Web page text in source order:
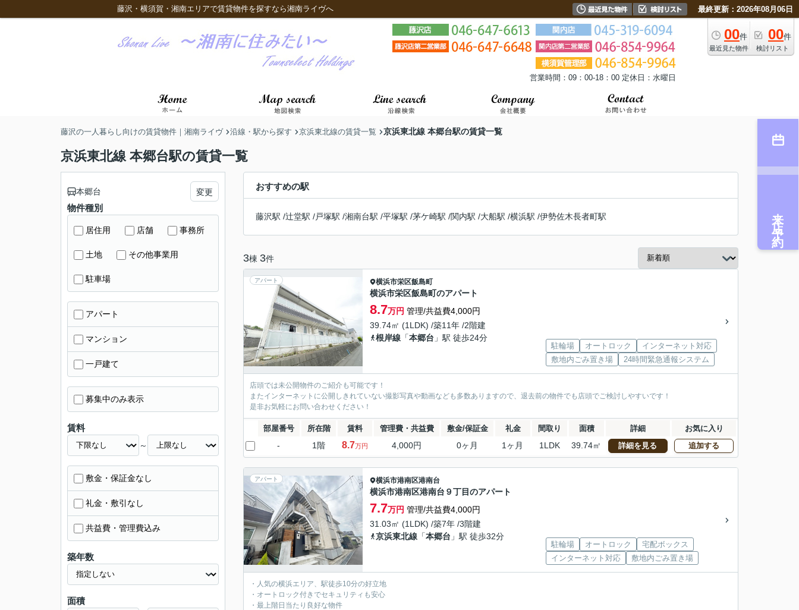
藤沢・横須賀・湘南エリアで賃貸物件を探すなら湘南ライヴへ 最終更新：2026年08月06日
00件
最近見た物件
00件
検討リスト
営業時間：09：00-18：00 定休日：水曜日
藤沢の一人暮らし向けの賃貸物件｜湘南ライヴ 沿線・駅から探す 京浜東北線の賃貸一覧 京浜東北線 本郷台駅の賃貸一覧
京浜東北線 本郷台駅の賃貸一覧
おすすめの駅
藤沢駅 /辻堂駅 /戸塚駅 /湘南台駅 /平塚駅 /茅ケ崎駅 /関内駅 /大船駅 /横浜駅 /伊勢佐木長者町駅
3棟 3件
アパート 横浜市栄区飯島町
横浜市栄区飯島町のアパート
8.7万円 管理/共益費4,000円
39.74㎡ (1LDK) /築11年 /2階建
根岸線 「本郷台 」駅 徒歩24分
駐輪場 オートロック
インターネット対応
敷地内ごみ置き場
24時間緊急通報システム
店頭では未公開物件のご紹介も可能です！
またインターネットに公開しきれていない撮影写真や動画なども多数ありますので、退去前の物件でも店頭でご検討しやすいです！
是非お気軽にお問い合わせください！
部屋番号 所在階 賃料 管理費・共益費 敷金/保証金 礼金 間取り 面積 詳細 お気に入り
- 1階 8.7万円 4,000円 0ヶ月 1ヶ月 1LDK 39.74㎡ 詳細を見る 追加する
アパート 横浜市港南区港南台
横浜市港南区港南台９丁目のアパート
7.7万円 管理/共益費4,000円
31.03㎡ (1LDK) /築7年 /3階建
京浜東北線 「本郷台 」駅 徒歩32分
駐輪場 オートロック
宅配ボックス
インターネット対応
敷地内ごみ置き場
・人気の横浜エリア、駅徒歩10分の好立地
・オートロック付きでセキュリティも安心
・最上階日当たり良好な物件
本郷台 変更
物件種別
居住用 店舗 事務所
土地 その他事業用
駐車場
アパート
マンション
一戸建て
募集中のみ表示
賃料
～
敷金・保証金なし
礼金・敷引なし
共益費・管理費込み
築年数
面積
来店予約